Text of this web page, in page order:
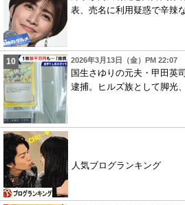
表、売名に利用疑惑で辛辣
2026年3月13日（金）PM 22:07
国生さゆりの元夫・甲田英
逮捕。ヒルズ族として脚光
人気ブログランキング